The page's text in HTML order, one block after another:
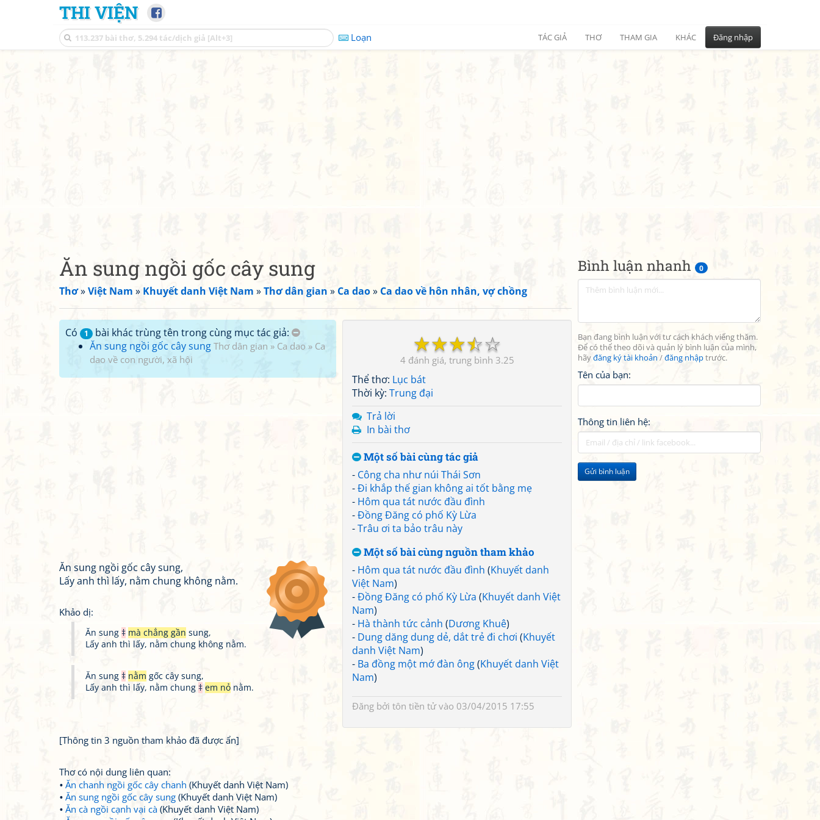
THI VIỆN
Loạn TÁC GIẢ THƠ THAM GIA KHÁC Đăng nhập
Bình luận nhanh 0
Bạn đang bình luận với tư cách khách viếng thăm.
Để có thể theo dõi và quản lý bình luận của mình,
hãyđăng ký tài khoản /đăng nhậptrước.
Tên của bạn:
Thông tin liên hệ:
Gửi bình luận
Ăn sung ngồi gốc cây sung
Thơ»Việt Nam » Khuyết danh Việt Nam »Thơ dân gian » Ca dao» Ca dao về hôn nhân, vợ chồng
☆
☆
☆
☆
☆
4 3.25
Thể thơ: Lục bát
Thời kỳ: Trung đại
Trả lời
In bài thơ
Một số bài cùng tác giả
- Công cha như núi Thái Sơn
-Đi khắp thế gian không ai tốt bằng mẹ
- Hôm qua tát nước đầu đình
-Đồng Đăng có phố Kỳ Lừa
-Trâu ơi ta bảo trâu này
Một số bài cùng nguồn tham khảo
- Hôm qua tát nước đầu đình (Khuyết danh
Việt Nam)
-Đồng Đăng có phố Kỳ Lừa (Khuyết danh Việt
Nam)
- Hà thành tức cảnh (Dương Khuê)
- Dung dăng dung dẻ, dắt trẻ đi chơi (Khuyết
danh Việt Nam)
- Ba đồng một mớ đàn ông(Khuyết danh Việt
Nam)
Đăng bởi tôn tiền tửvào 03/04/2015 17:55
Có 1
bài khác trùng tên trong cùng mục tác giả:
Ăn sung ngồi gốc cây sung Thơ dân gian » Ca dao » Ca
dao về con người, xã hội
Ăn sung ngồi gốc cây sung,
Lấy anh thì lấy, nằm chung không nằm.
Khảo dị:
Ăn sung ‡ mà chẳng gần sung,
Lấy anh thì lấy, nằm chung không nằm.
Ăn sung ‡ nằm gốc cây sung,
Lấy anh thì lấy, nằm chung ‡ em nỏ nằm.
[Thông tin 3 nguồn tham khảo đã được ẩn]
Thơ có nội dung liên quan:
Ăn chanh ngồi gốc cây chanh (Khuyết danh Việt Nam)
Ăn sung ngồi gốc cây sung (Khuyết danh Việt Nam)
Ăn cà ngồi cạnh vại cà (Khuyết danh Việt Nam)